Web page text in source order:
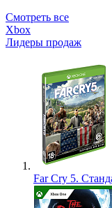
Смотреть все
Xbox
Лидеры продаж
Far Cry 5.